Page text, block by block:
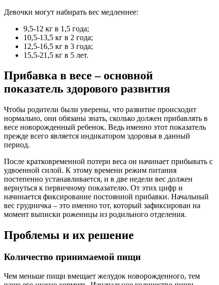
Девочки могут набирать вес медленнее:
9,5-12 кг в 1,5 года;
10,5-13,5 кг в 2 года;
12,5-16,5 кг в 3 года;
15,5-21,5 кг в 5 лет.
Прибавка в весе – основной
показатель здорового развития
Чтобы родители были уверены, что развитие происходит
нормально, они обязаны знать, сколько должен прибавлять в
весе новорожденный ребенок. Ведь именно этот показатель
прежде всего является индикатором здоровья в данный
период.
После кратковременной потери веса он начинает прибывать с
удвоенной силой. К этому времени режим питания
постепенно устанавливается, и в две недели вес должен
вернуться к первичному показателю. От этих цифр и
начинается фиксирование постоянной прибавки. Начальный
вес грудничка – это именно тот, который зафиксирован на
момент выписки роженицы из родильного отделения.
Проблемы и их решение
Количество принимаемой пищи
Чем меньше пищи вмещает желудок новорожденного, тем